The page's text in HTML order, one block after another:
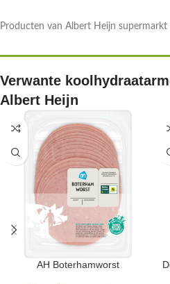
Producten van Albert Heijn
Verwante
Albert Heijn
AH Boterhamworst